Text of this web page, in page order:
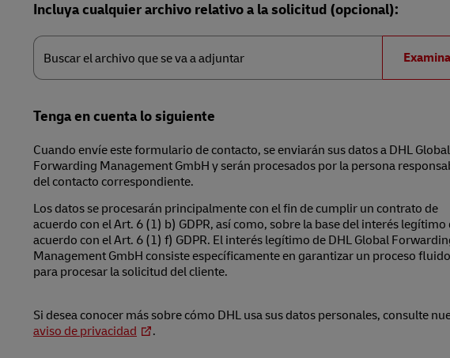
Incluya cualquier archivo relativo a la solicitud (opcional):
Buscar el archivo que se va a adjuntar
Buscar
archivo
se
adjuntar
Tenga en cuenta lo siguiente
Cuando envíe este formulario de contacto, se enviarán sus datos a DHL Global
Forwarding Management GmbH y serán procesados por la persona
del contacto correspondiente.
Los datos se procesarán principalmente con el fin de cumplir un contrato de
acuerdo con el Art. 6 (1) b) GDPR, así como, sobre la base del interés legítimo
acuerdo con el Art. 6 (1) f) GDPR. El interés legítimo de DHL Global
Management GmbH consiste específicamente en garantizar un proceso fluido
para procesar la solicitud del cliente.
Si desea conocer más sobre cómo DHL usa sus datos personales, consulte
aviso de privacidad
.